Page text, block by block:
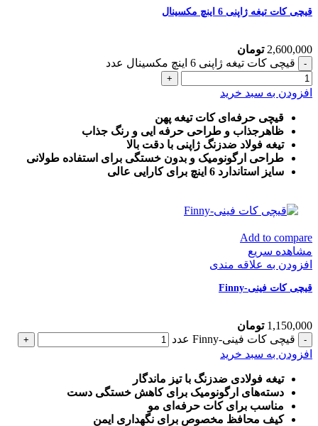
قیچی کات تیغه ژاپنی 6 اینچ مکسینال
2,600,000 تومان
قیچی کات تیغه ژاپنی 6 اینچ مکسینال عدد
افزودن به سبد خرید
قیچی حرفه‌ای کات تیغه پهن
ظاهرجذاب و طراحی حرفه ایی و رنگ جذاب
تیغه فولاد ضدزنگ ژاپنی با دقت بالا
طراحی ارگونومیک و بدون خستگی برای استفاده طولانی
سایز استاندارد 6 اینچ برای کارایی عالی
Add to compare
مشاهده سریع
افزودن به علاقه مندی
قیچی کات فینی-Finny
1,150,000 تومان
قیچی کات فینی-Finny عدد
افزودن به سبد خرید
تیغه فولادی ضدزنگ با تیز ماندگار
دسته‌های ارگونومیک برای کاهش خستگی دست
مناسب برای کات حرفه‌ای مو
کیف محافظ مخصوص برای نگهداری ایمن